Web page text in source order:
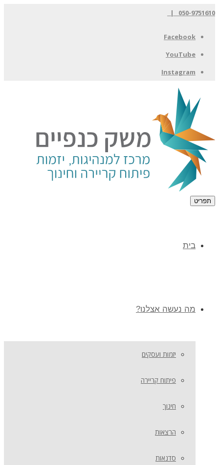
050-9751610 |
Facebook
YouTube
Instagram
תפריט
בית
מה נעשה אצלנו?
יזמות ועסקים
פיתוח קריירה
חינוך
הרצאות
סדנאות